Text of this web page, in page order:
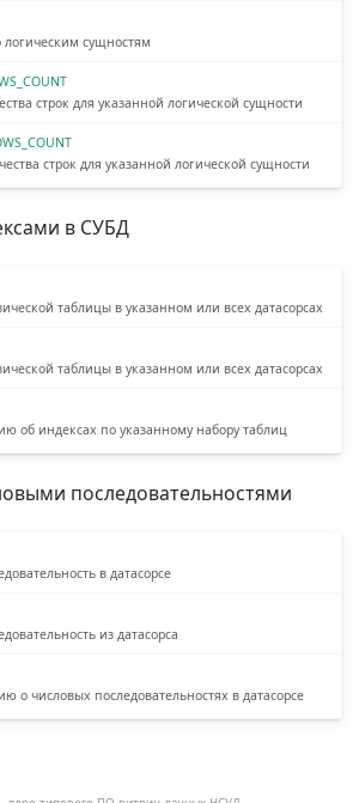
логическим сущностям
строк для указанной логической сущности
строк для указанной логической сущности
в СУБД
таблицы в указанном или всех датасорсах
таблицы в указанном или всех датасорсах
об индексах по указанному набору таблиц
последовательностями
в датасорсе
из датасорса
о числовых последовательностях в датасорсе